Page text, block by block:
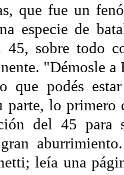
que fue un
especie de
45, sobre todo
"Démosle
que podés
parte, lo
del 45 para
leía una